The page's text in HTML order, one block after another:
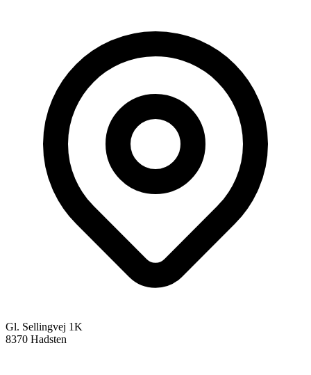
Gl. Sellingvej 1K
8370 Hadsten